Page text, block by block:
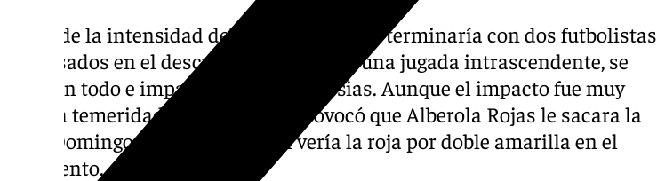
Fruto de la intensidad del juego, el partido terminaría con dos futbolistas
expulsados en el descuento. Antony, en una jugada intrascendente, se
tiró con todo e impactó con Juan Iglesias. Aunque el impacto fue muy
leve, la temeridad de la entrada, provocó que Alberola Rojas le sacara la
roja. Domingos Duarte, también vería la roja por doble amarilla en el
descuento.